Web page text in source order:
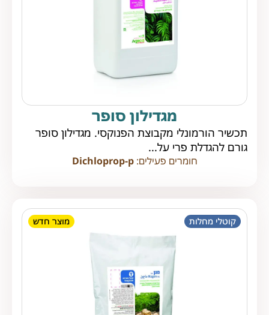
מגדילון סופר
תכשיר הורמונלי מקבוצת הפנוקסי. מגדילון סופר
גורם להגדלת פרי על...
חומרים פעילים:Dichloprop-p
קוטלי מחלות מוצר חדש